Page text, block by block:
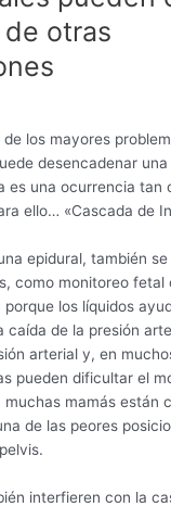
otras
los mayores
desencadenar
es una ocurrencia tan
ello… «Cascada de
epidural, también
como monitoreo fetal
los líquidos
caída de la presión
arterial y, en
pueden dificultar el
mamás están
de las peores
interfieren con la